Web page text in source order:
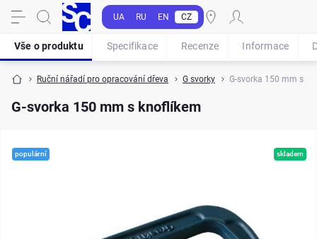
UA RU EN CZ
Ruční nářadí pro opracování dřeva G svorky G-svorka 150 mm s
G-svorka 150 mm s knoflíkem
Vše o produktu Specifikace Recenze Informace
populární skladem